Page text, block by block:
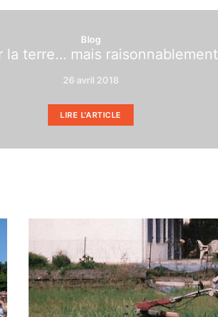
Blog
la terre… mais raisonnablement
26 avril 2018
LIRE L'ARTICLE